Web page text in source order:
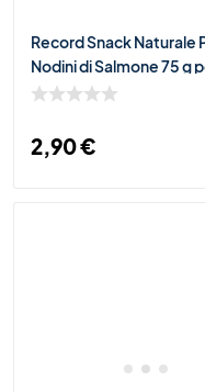
Record Snack Naturale
Nodini di Salmone 75 g
– Premio Morbido Ricco
2,90€